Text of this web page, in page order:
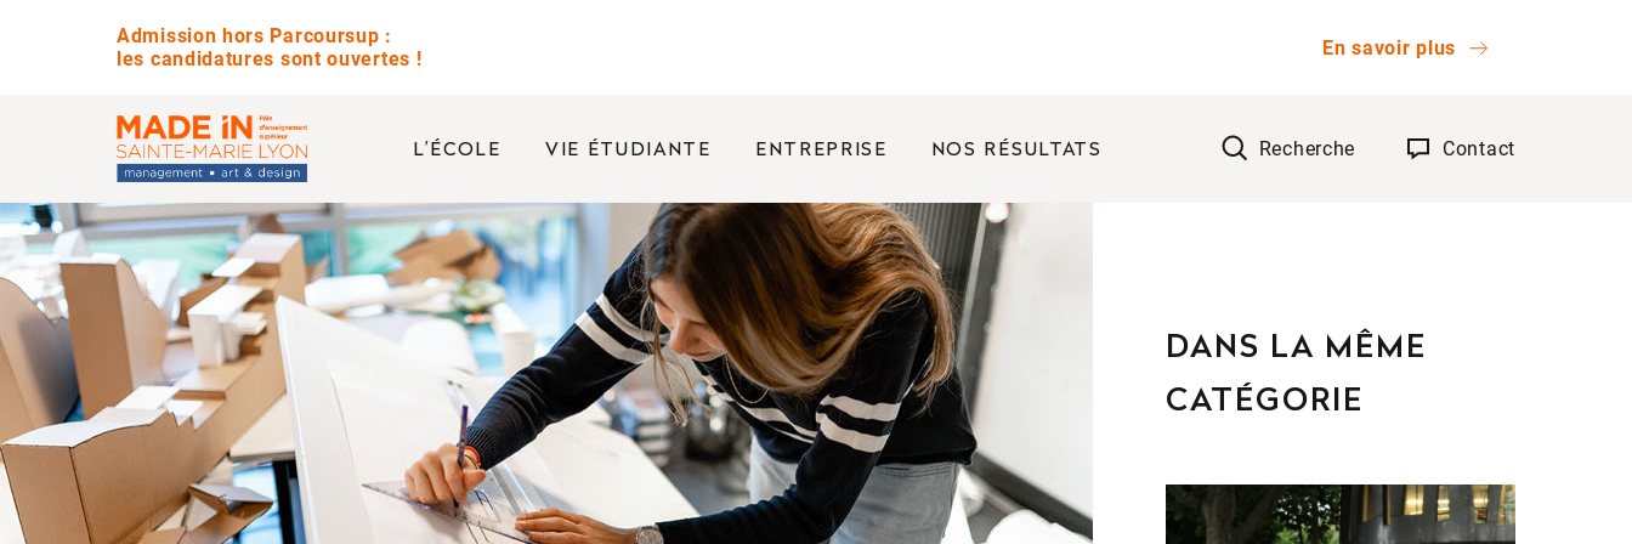
Admission hors Parcoursup :
les candidatures sont ouvertes !
En savoir plus
L’ÉCOLE VIE ÉTUDIANTE ENTREPRISE NOS RÉSULTATS Recherche Contact
DANS LA MÊME
CATÉGORIE
QUESTIONS FRÉQUENTES
Avez-vous des journées portes ouvertes ?
Quelle est la différence entre un bachelor et une licence ?
Est-ce que vous proposez des bourses ?